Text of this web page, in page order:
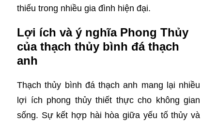
thiếu trong nhiều gia đình hiện đại.
Lợi ích và ý nghĩa Phong Thủy
của thạch thủy bình đá thạch
anh
Thạch thủy bình đá thạch anh mang lại nhiều
lợi ích phong thủy thiết thực cho không gian
sống. Sự kết hợp hài hòa giữa yếu tố thủy và